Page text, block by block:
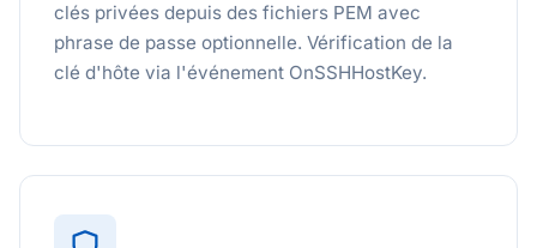
clés privées depuis des fichiers PEM avec
phrase de passe optionnelle. Vérification de la
clé d'hôte via l'événement OnSSHHostKey.